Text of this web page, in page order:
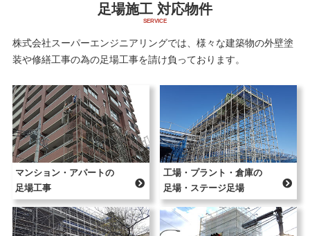
足場施工 対応物件
株式会社スーパーエンジニアリングでは、様々な建築物の外壁塗
装や修繕工事の為の足場工事を請け負っております。
マンション・アパートの
足場工事
工場・プラント・倉庫の
足場・ステージ足場